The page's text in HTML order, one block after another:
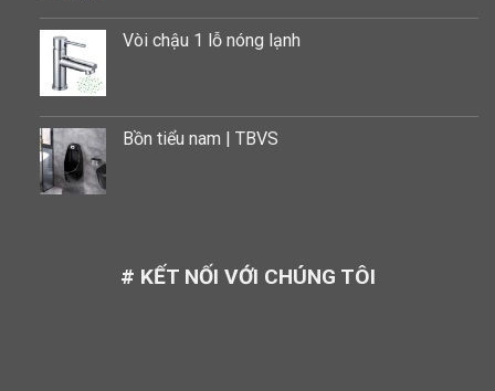
Vòi chậu 1 lỗ nóng lạnh
Bồn tiểu nam | TBVS
# KẾT NỐI VỚI CHÚNG TÔI